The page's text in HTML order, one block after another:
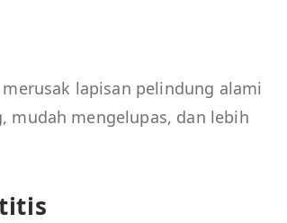
lapisan pelindung alami
mengelupas, dan lebih